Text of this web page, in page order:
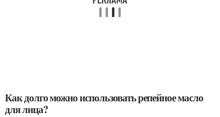
Как долго можно использовать репейное масло
для лица?